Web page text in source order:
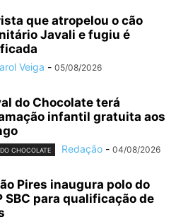
que atropelou o cão
Javali e fugiu é
Veiga - 05/08/2026
do Chocolate terá
infantil gratuita aos
CHOCOLATE Redação - 04/08/2026
Pires inaugura polo do
SBC para qualificação de